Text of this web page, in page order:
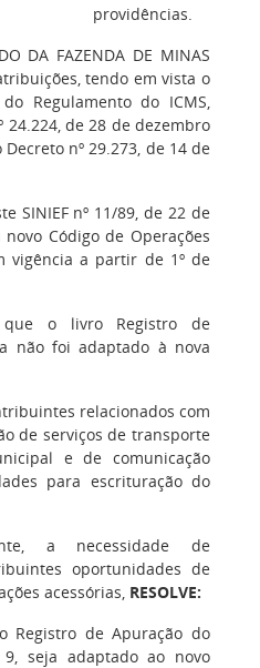
providências.
DA FAZENDA DE MINAS
tendo em vista o
Regulamento do ICMS,
24.224, de 28 de dezembro
nº 29.273, de 14 de
SINIEF nº 11/89, de 22 de
Código de Operações
vigência a partir de 1º de
que o livro Registro de
não foi adaptado à nova
relacionados com
de serviços de transporte
e de comunicação
para escrituração do
a necessidade de
oportunidades de
acessórias, RESOLVE:
de Apuração do
9, seja adaptado ao novo